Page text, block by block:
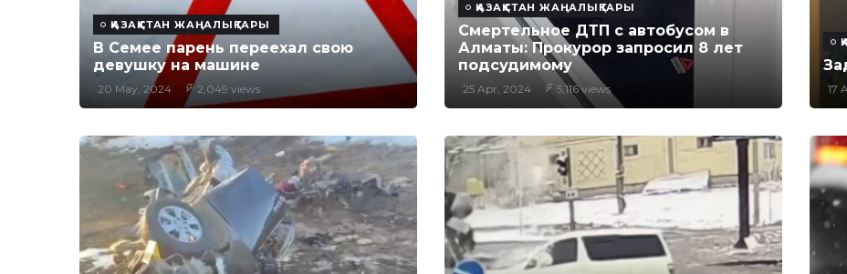
ҚАЗАҚСТАН ЖАҢАЛЫҚТАРЫ
В Семее парень переехал свою
девушку на машине
20 May, 2024 2,049 views
ҚАЗАҚСТАН ЖАҢАЛЫҚТАРЫ
Смертельное ДТП с автобусом в
Алматы: Прокурор запросил 8 лет
подсудимому
25 Apr, 2024 5,116 views 17